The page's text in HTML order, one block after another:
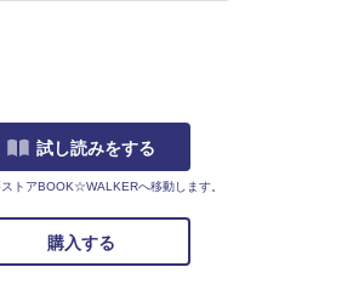
試し読みをする
トアBOOK☆WALKERへ移動します。
購入する